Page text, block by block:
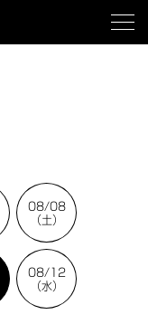
08/08
（土）
08/12
（水）